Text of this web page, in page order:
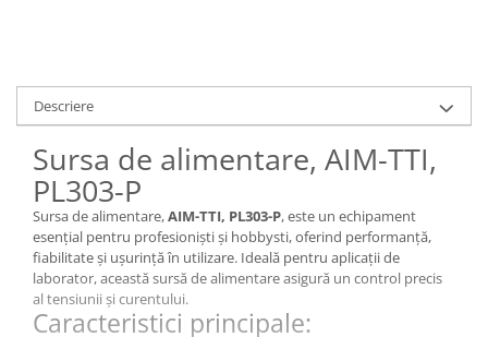
Descriere
Sursa de alimentare, AIM-TTI,
PL303-P
Sursa de alimentare,AIM-TTI, PL303-P, este un echipament
esențial pentru profesioniști și hobbysti, oferind performanță,
fiabilitate și ușurință în utilizare. Ideală pentru aplicații de
laborator, această sursă de alimentare asigură un control precis
al tensiunii și curentului.
Caracteristici principale: